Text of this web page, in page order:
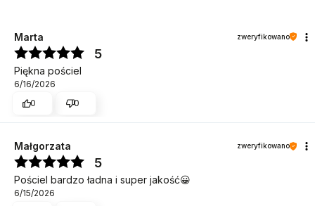
Marta zweryfikowano
5
Piękna pościel
6/16/2026
0
0
Małgorzata zweryfikowano
5
Pościel bardzo ładna i super jakość😀
6/15/2026